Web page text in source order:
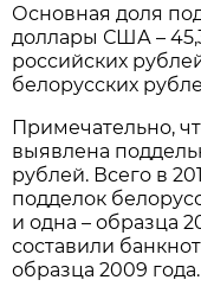
Основная доля
доллары США –
российских рублей
белорусских
Примечательно,
выявлена
рублей. Всего в
подделок
и одна – образца
составили
образца 2009 года.